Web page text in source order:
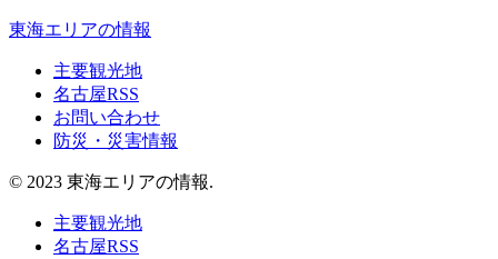
東海エリアの情報
主要観光地
名古屋RSS
お問い合わせ
防災・災害情報
© 2023 東海エリアの情報.
主要観光地
名古屋RSS